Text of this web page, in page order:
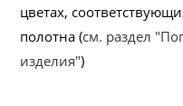
цветах,
полотна (см. раздел
изделия")